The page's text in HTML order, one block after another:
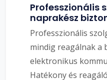
Professzionális
naprakész
Professzionális
mindig reagálnak a
elektronikus
Hatékony és